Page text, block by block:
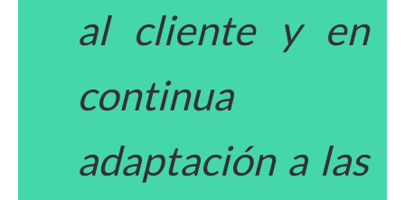
al cliente y en
continua
adaptación a las